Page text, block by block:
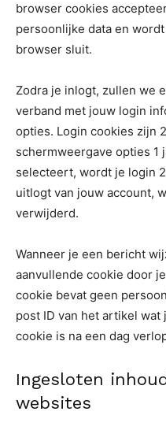
browser cookies
persoonlijke data en
browser sluit.
Zodra je inlogt, zullen we
verband met jouw login
opties. Login cookies zijn
schermweergave opties 1
selecteert, wordt je login
uitlogt van jouw account,
verwijderd.
Wanneer je een bericht
aanvullende cookie door
cookie bevat geen
post ID van het artikel
cookie is na een dag
Ingesloten
websites